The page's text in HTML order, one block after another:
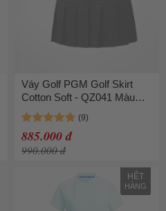
Váy Golf PGM Golf Skirt
Cotton Soft - QZ041 Màu
Đen
885.000 đ
990.000 đ
HẾT
HÀNG